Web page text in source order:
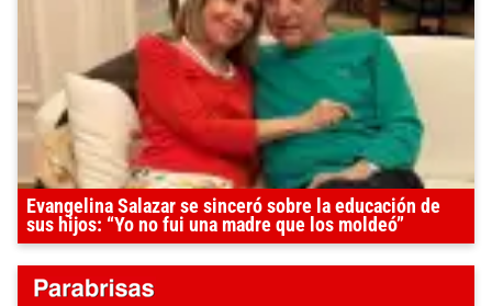
Evangelina Salazar se sinceró sobre la educación de
sus hijos: “Yo no fui una madre que los moldeó”